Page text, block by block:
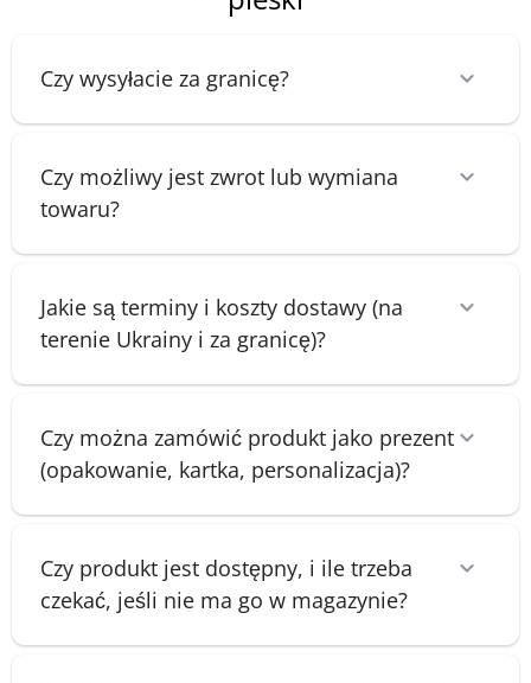
Czy wysyłacie za granicę?
Czy możliwy jest zwrot lub wymiana
towaru?
Jakie są terminy i koszty dostawy (na
terenie Ukrainy i za granicę)?
Czy można zamówić produkt jako prezent
(opakowanie, kartka, personalizacja)?
Czy produkt jest dostępny, i ile trzeba
czekać, jeśli nie ma go w magazynie?